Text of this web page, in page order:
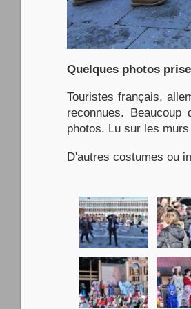
Quelques photos
Touristes français,
reconnues.
photos. Lu sur les
D'autres costumes ou